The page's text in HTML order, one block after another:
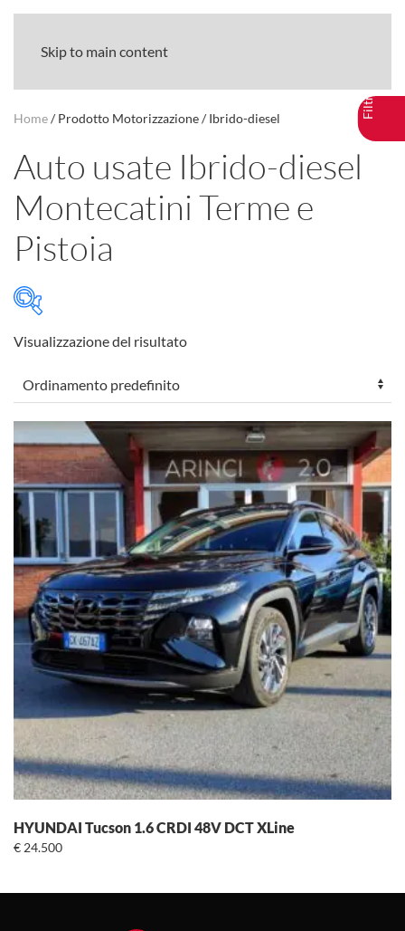
Skip to main content
Home/ Prodotto Motorizzazione / Ibrido-diesel
Auto usate Ibrido-diesel
Montecatini Terme e
Pistoia
Marca
Modello +
Cilindrata +
Anno
Cambio +
Cavalli +
Chilometraggio +
+
Consumo (l/100km) +
Motorizzazione +
Posti
Visualizzazione del risultato
HYUNDAI Tucson 1.6 CRDI 48V DCT XLine
€ 24.500